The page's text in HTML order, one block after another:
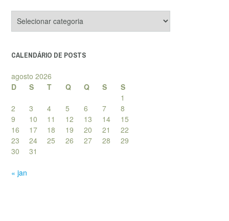
de
CALENDÁRIO DE POSTS
agosto 2026
D
S T Q Q S
S
1
2
3 4 5 6 7
8
9
10 11 12 13 14
15
16
17 18 19 20 21
22
23
24 25 26 27 28
29
30
31
« jan